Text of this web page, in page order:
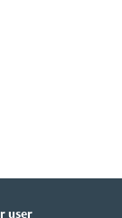
user